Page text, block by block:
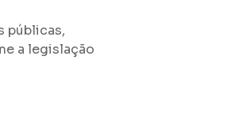
públicas,
a legislação